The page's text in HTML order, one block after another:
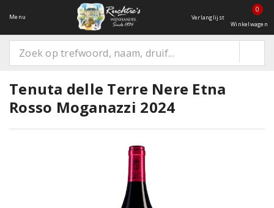
Menu Verlanglijst
0
Winkelwagen
Tenuta delle Terre Nere Etna
Rosso Moganazzi 2024